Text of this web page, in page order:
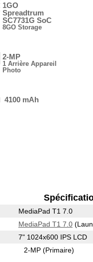
1GO
Spreadtrum
SC7731G SoC
8GO Storage
2-MP
1 Arrière Appareil
Photo
4100 mAh
MediaPad T1 7.0
MediaPad T1 7.0
7" 1024x600 IPS LCD
2-MP(Primaire)